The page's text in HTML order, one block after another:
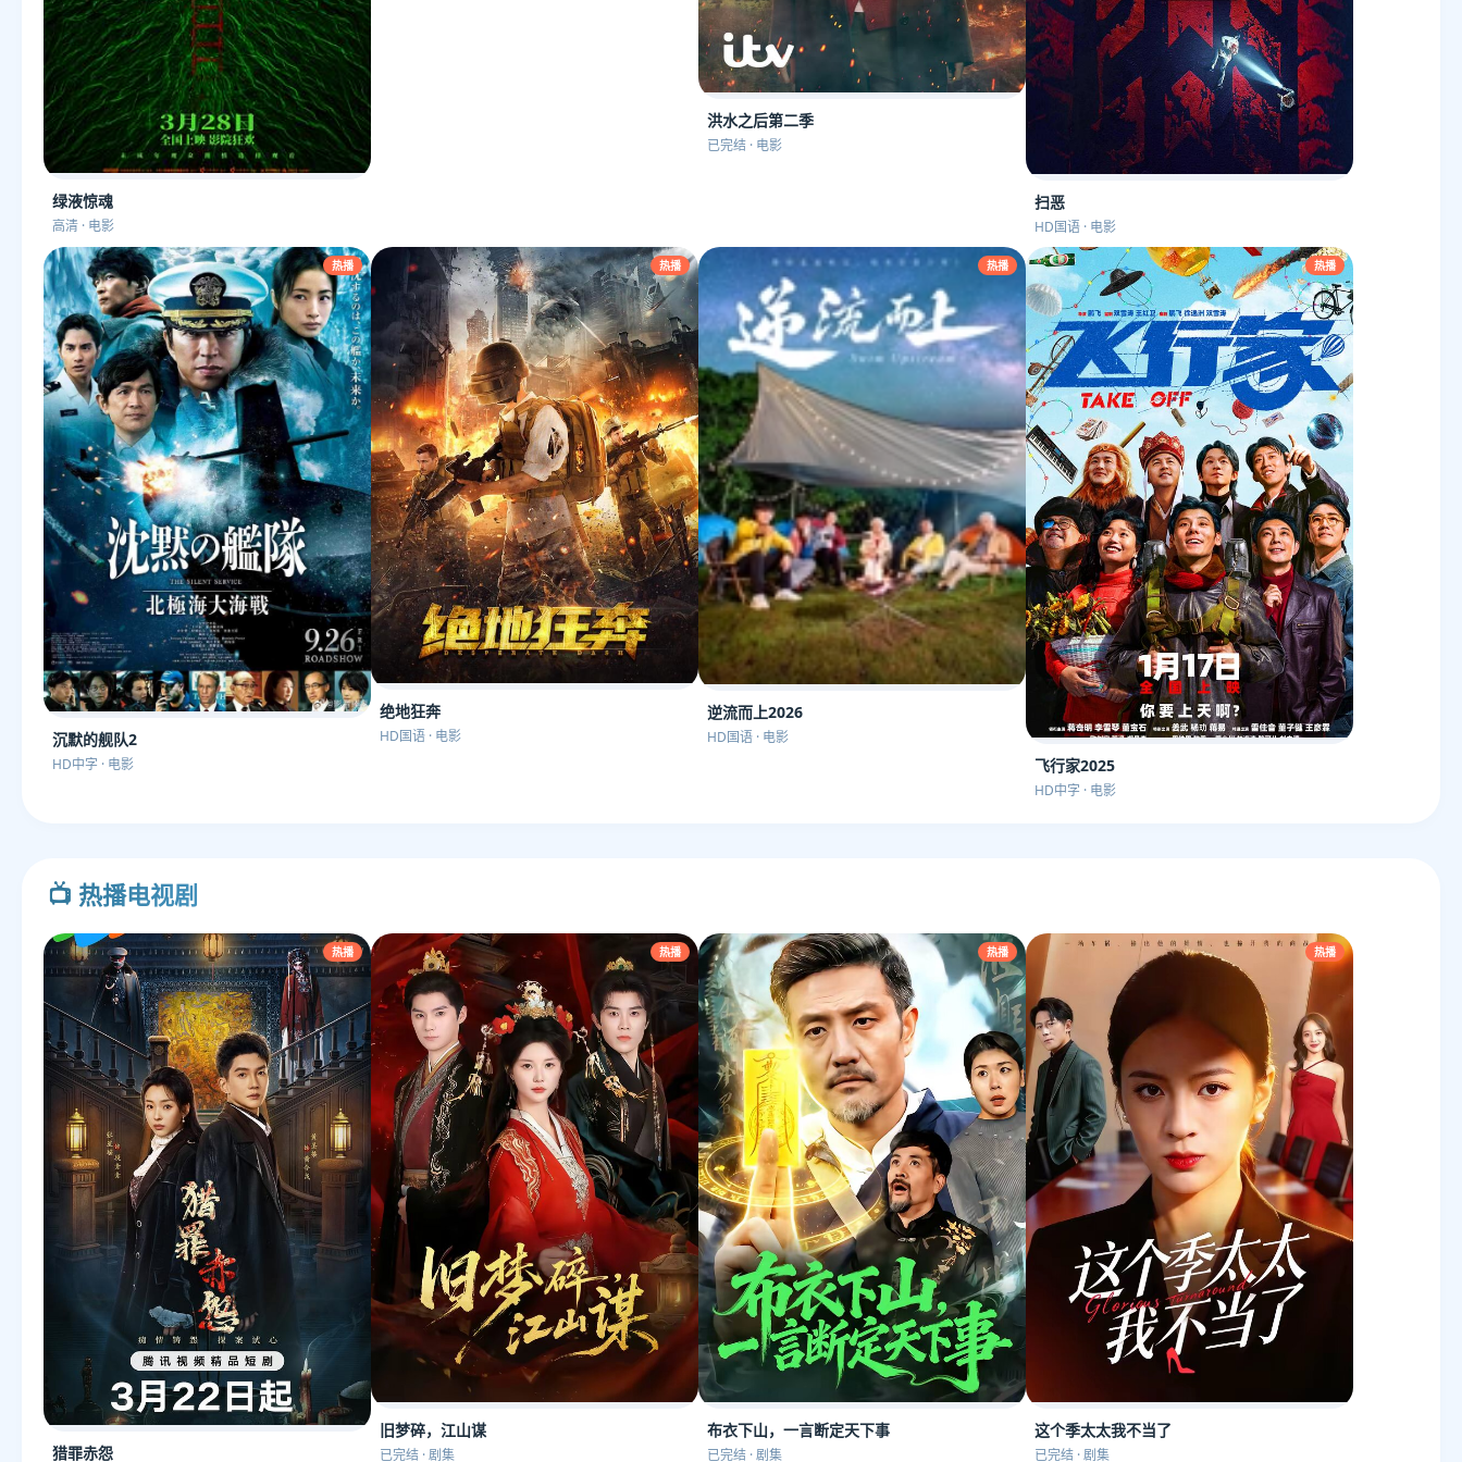
绿液惊魂
高清 · 电影
洪水之后第二季
已完结 · 电影
扫恶
HD国语 · 电影
热播
沉默的舰队2
HD中字 · 电影
热播
绝地狂奔
HD国语 · 电影
热播
逆流而上2026
HD国语 · 电影
热播
飞行家2025
HD中字 · 电影
📺 热播电视剧
热播
猎罪赤怨
热播
旧梦碎，江山谋
已完结 · 剧集
热播
布衣下山，一言断定天下事
已完结 · 剧集
热播
这个季太太我不当了
已完结 · 剧集